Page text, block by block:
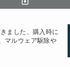
ました、購入時に
マルウェア駆除や